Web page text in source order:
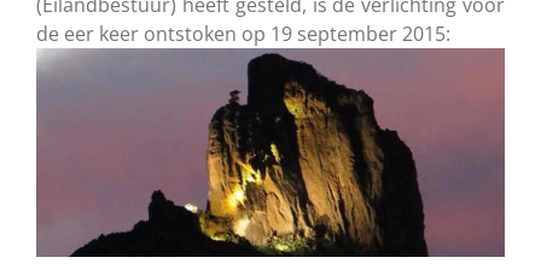
de eer keer ontstoken op 19 september 2015: